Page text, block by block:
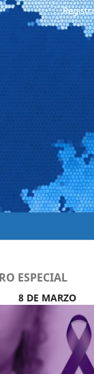
ESPECIAL
8 DE MARZO